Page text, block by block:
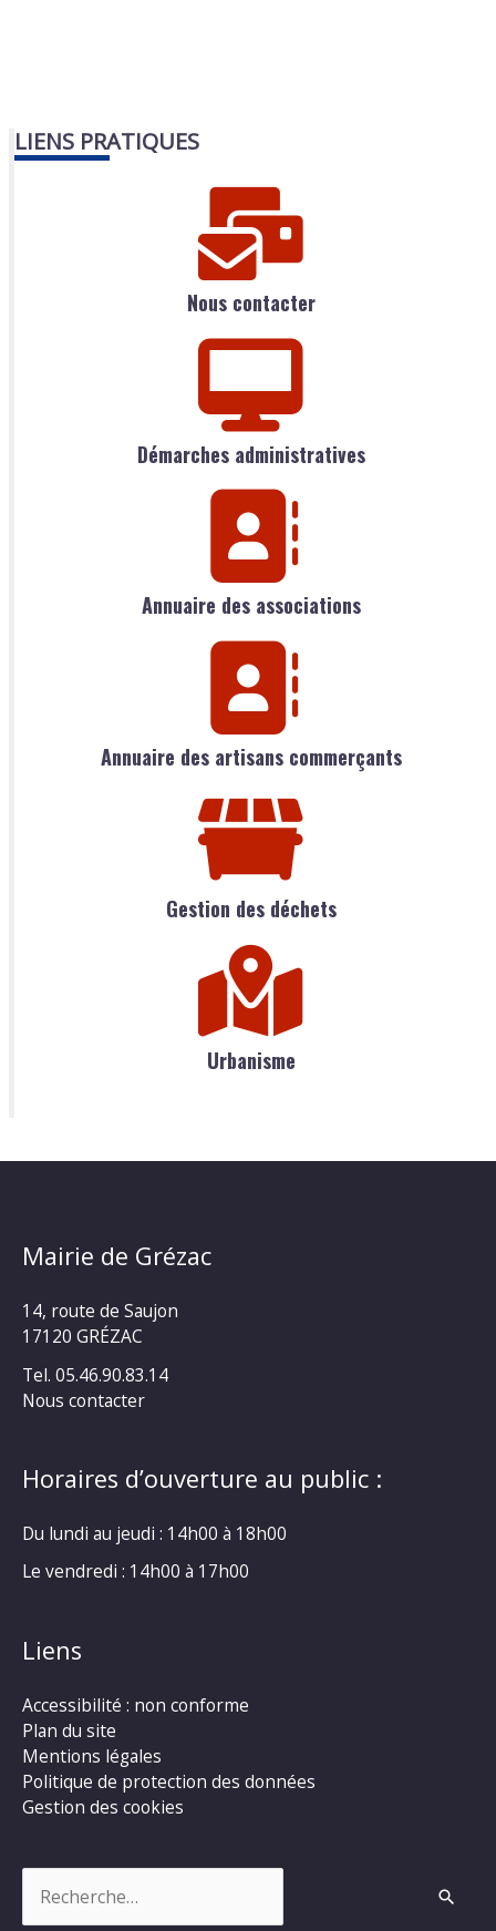
LIENS PRATIQUES
Nous contacter
Démarches administratives
Annuaire des associations
Annuaire des artisans commerçants
Gestion des déchets
Urbanisme
Mairie de Grézac
14, route de Saujon
17120 GRÉZAC
Tel. 05.46.90.83.14
Nous contacter
Horaires d’ouverture au public :
Du lundi au jeudi : 14h00 à 18h00
Le vendredi : 14h00 à 17h00
Liens
Accessibilité : non conforme
Plan du site
Mentions légales
Politique de protection des données
Gestion des cookies